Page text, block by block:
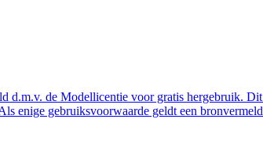
d.m.v. de Modellicentie voor gratis hergebruik.
enige gebruiksvoorwaarde geldt een